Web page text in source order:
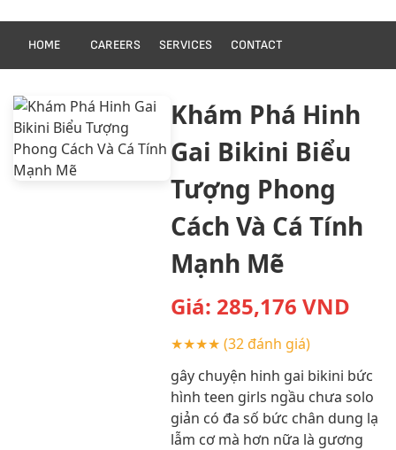
HOME CAREERS SERVICES CONTACT
Khám Phá Hinh
Gai Bikini Biểu
Tượng Phong
Cách Và Cá Tính
Mạnh Mẽ
Giá: 285,176 VND
★★★★ (32 đánh giá)
gây chuyện hinh gai bikini bức
hình teen girls ngầu chưa solo
giản có đa số bức chân dung lạ
lẫm cơ mà hơn nữa là gương